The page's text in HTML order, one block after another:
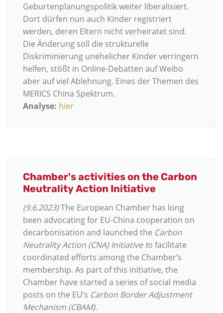
Geburtenplanungspolitik weiter liberalisiert.
Dort dürfen nun auch Kinder registriert
werden, deren Eltern nicht verheiratet sind.
Die Änderung soll die strukturelle
Diskriminierung unehelicher Kinder verringern
helfen, stößt in Online-Debatten auf Weibo
aber auf viel Ablehnung. Eines der Themen des
MERICS China Spektrum.
Analyse: hier
Chamber's activities on the Carbon
Neutrality Action Initiative
(9.6.2023)The European Chamber has long
been advocating for EU-China cooperation on
decarbonisation and launched the Carbon
Neutrality Action (CNA) Initiative to facilitate
coordinated efforts among the Chamber’s
membership. As part of this initiative, the
Chamber have started a series of social media
posts on the EU’s Carbon Border Adjustment
Mechanism (CBAM).